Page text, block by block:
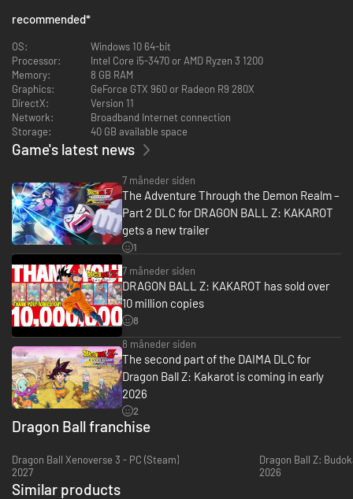
• Spil dig igennem ikoniske DRAGON BALL Z-kampe af en hidtil uset skala.
Kæmp henover vidstrakte slagmarker med forgængelige omgivelser, og
oplev episke boss-kampe imod de mest ikoniske fjender (Raditz, Frieza,
Cell osv…). Forøg dit power-niveau via RPG-mekanikker og rejs dig til
• Du skal ikke bare kæmpe som Z-fightere. Lev som dem! Fisk, flyv, spis,
træn, og kæmp dig vej igennem DRAGON BALL Z-sagaerne, dan
venskaber og opbyg forhold til en omfattende række af DRAGON BALL-
figurer.
Genoplev historien om Goku og andre Z-fightere i DRAGON BALL Z:
KAKAROT! Foruden episke kampe byder DRAGON BALL Z også på en
verden fuld af spændende liv, som du skal kæmpe, fiske, spise og træne
dig igennem med Goku, Gohan, Vegeta og andre hovedpersoner fra
Udforsk de nye områder og eventyr på din vej gennem historien, og knyt
stærke bånd til andre helte fra DRAGON BALL Z-universet.
recommended*
OS:
Windows 10 64-bit
Processor:
Intel Core i5-3470 or AMD Ryzen 3 1200
Memory:
8 GB RAM
Graphics:
GeForce GTX 960 or Radeon R9 280X
DirectX:
Version 11
Network:
Broadband Internet connection
Storage:
40 GB available space
Game's latest news
7 måneder siden
The Adventure Through the Demon Realm –
Part 2 DLC for DRAGON BALL Z: KAKAROT
gets a new trailer
1
7 måneder siden
DRAGON BALL Z: KAKAROT has sold over
10 million copies
8
8 måneder siden
The second part of the DAIMA DLC for
Dragon Ball Z: Kakarot is coming in early
2026
2
Dragon Ball franchise
Dragon Ball Xenoverse 3 - PC (Steam)
2027
Dragon Ball Z:
2026
Similar products